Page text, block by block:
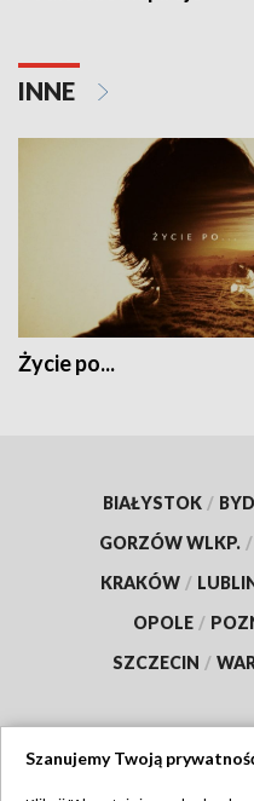
INNE
Życie po...
BIAŁYSTOK /
GORZÓW WLKP. /
KRAKÓW /
OPOLE /
SZCZECIN /
Szanujemy Twoją